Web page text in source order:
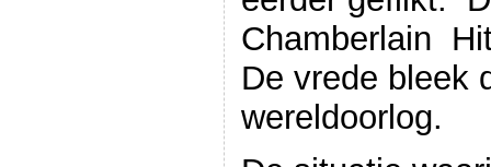
Chamberlain
De vrede bleek
wereldoorlog.